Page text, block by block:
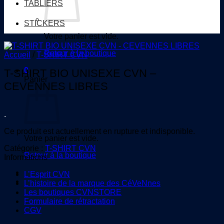
Votre panier est vide.
Retour à la boutique
0
Panier
Votre panier est vide.
Retour à la boutique
TABLIERS
STICKERS
Accueil / T-SHIRT CVN
T-SHIRT BIO UNISEXE CVN –
CEVENNES LIBRES
.
Ce produit est actuellement en rupture et indisponible.
Catégorie : T-SHIRT CVN
Informations
L’Esprit CVN
L’histoire de la marque des CéVeNnes
Les boutiques CVNSTORE
Formulaire de rétractation
CGV